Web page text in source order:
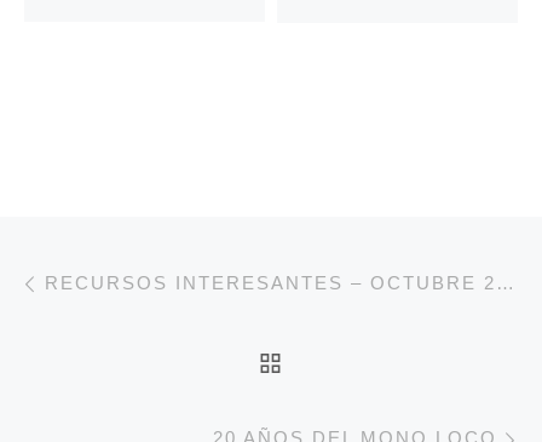
Navegación de entradasRECURSOS INTERESANTES – OCTUBRE 2021